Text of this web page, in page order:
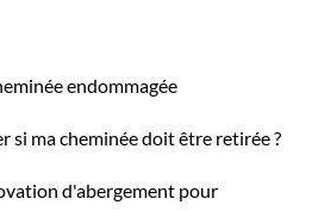
endommagée
si ma cheminée doit être retirée ?
d'abergement pour